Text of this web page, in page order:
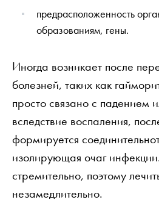
предрасположенность
образованиям, гены.
Иногда возникает после
болезней, таких как
просто связано с
вследствие воспаления,
формируется
изолирующая очаг
стремительно, поэтому
незамедлительно.